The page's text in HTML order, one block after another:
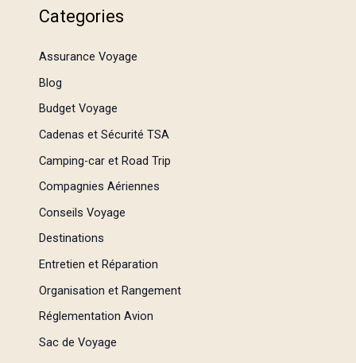
Categories
Assurance Voyage
Blog
Budget Voyage
Cadenas et Sécurité TSA
Camping-car et Road Trip
Compagnies Aériennes
Conseils Voyage
Destinations
Entretien et Réparation
Organisation et Rangement
Réglementation Avion
Sac de Voyage